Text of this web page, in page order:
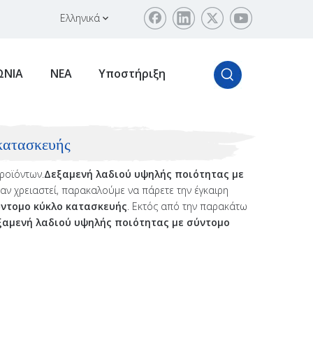
Ελληνικά
ΝΕΑ Υποστήριξη
Δεξαμενή λαδιού υψηλής ποιότητας με
χρειαστεί, παρακαλούμε να πάρετε την έγκαιρη
κύκλο κατασκευής. Εκτός από την παρακάτω
λαδιού υψηλής ποιότητας με σύντομο